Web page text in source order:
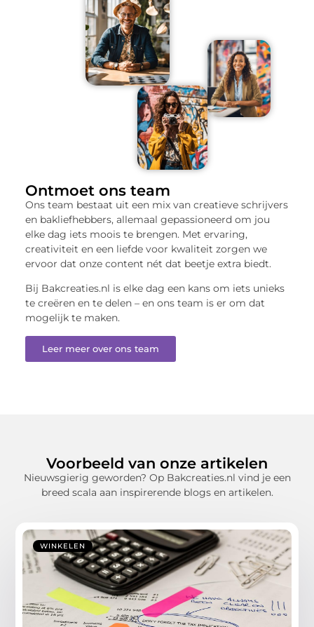
Ontmoet ons team
Ons team bestaat uit een mix van creatieve schrijvers
en bakliefhebbers, allemaal gepassioneerd om jou
elke dag iets moois te brengen. Met ervaring,
creativiteit en een liefde voor kwaliteit zorgen we
ervoor dat onze content nét dat beetje extra biedt.
Bij Bakcreaties.nl is elke dag een kans om iets unieks
te creëren en te delen – en ons team is er om dat
mogelijk te maken.
Leer meer over ons team
Voorbeeld van onze artikelen
Nieuwsgierig geworden? Op Bakcreaties.nl vind je een
breed scala aan inspirerende blogs en artikelen.
WINKELEN